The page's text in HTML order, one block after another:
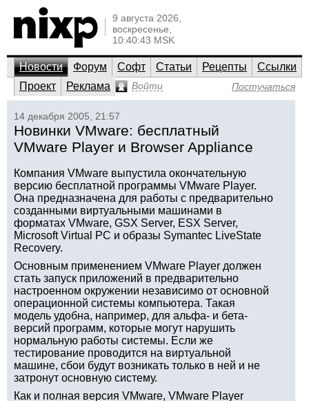
9 августа 2026,
воскресенье,
10:40:43 MSK
Новости Форум Софт Статьи Рецепты
Ссылки
Проект
Реклама Войти Постучаться
14 декабря 2005, 21:57
Новинки VMware: бесплатный
VMware Player и Browser Appliance
Компания VMware выпустила окончательную
версию бесплатной программы VMware Player.
Она предназначена для работы с предварительно
созданными виртуальными машинами в
форматах VMware, GSX Server, ESX Server,
Microsoft Virtual PC и образы Symantec LiveState
Recovery.
Основным применением VMware Player должен
стать запуск приложений в предварительно
настроенном окружении независимо от основной
операционной системы компьютера. Такая
модель удобна, например, для альфа- и бета-
версий программ, которые могут нарушить
нормальную работы системы. Если же
тестирование проводится на виртуальной
машине, сбои будут возникать только в ней и не
затронут основную систему.
Как и полная версия VMware, VMware Player